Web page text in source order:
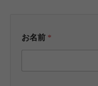
お名前 *